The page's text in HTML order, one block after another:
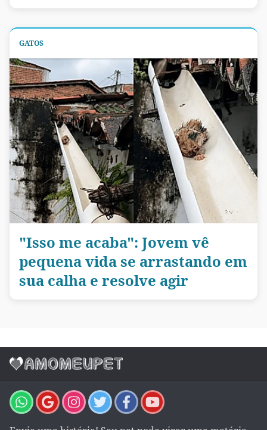
GATOS
"Isso me acaba": Jovem vê
pequena vida se arrastando em
sua calha e resolve agir